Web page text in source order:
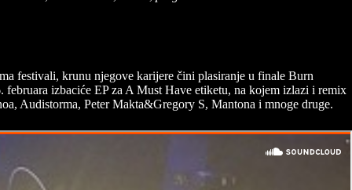
festivali, krunu njegove karijere čini plasiranje u finale Burn
izbaciće EP za A Must Have etiketu, na kojem izlazi i remix
Audistorma, Peter Makta&Gregory S, Mantona i mnoge druge.